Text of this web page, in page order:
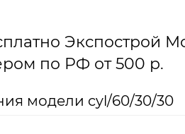
Экспострой
по РФ от 500 р.
модели cyl/60/30/30